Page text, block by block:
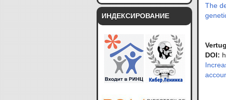
ИНДЕКСИРОВАНИЕ
The
DOI: